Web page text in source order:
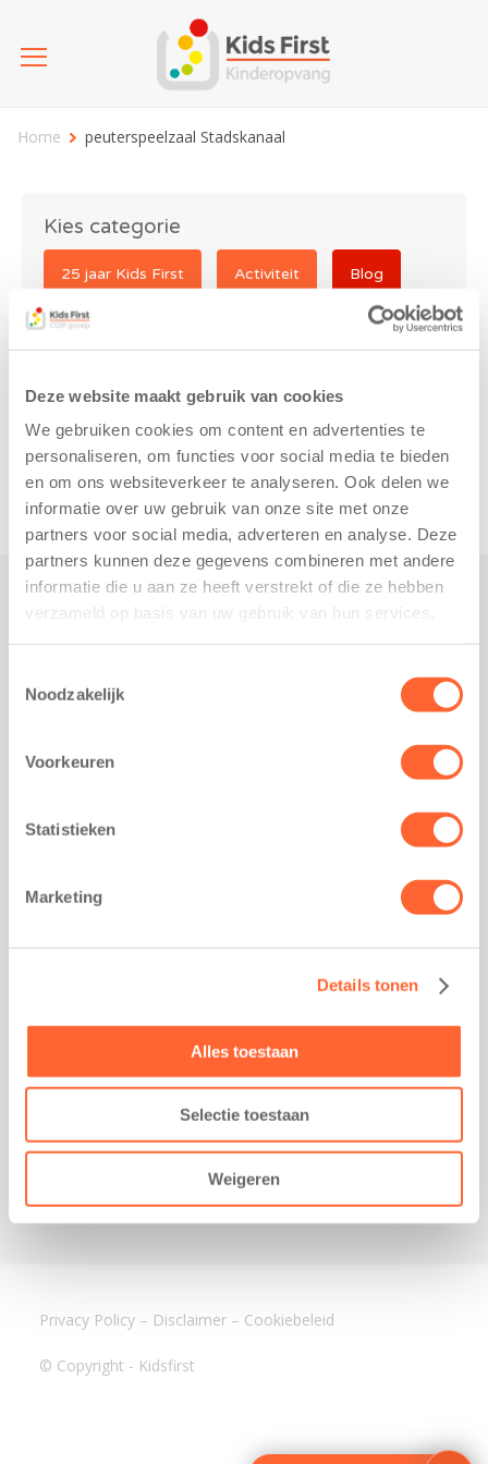
Deze website maakt gebruik van cookies
We gebruiken cookies om content en advertenties te
personaliseren, om functies voor social media te bieden
en om ons websiteverkeer te analyseren. Ook delen we
informatie over uw gebruik van onze site met onze
partners voor social media, adverteren en analyse. Deze
partners kunnen deze gegevens combineren met andere
informatie die u aan ze heeft verstrekt of die ze hebben
verzameld op basis van uw gebruik van hun services.
Noodzakelijk
Voorkeuren
Statistieken
Marketing
Details tonen
Alles toestaan
Selectie toestaan
Weigeren
Home peuterspeelzaal Stadskanaal
Kies categorie
25 jaar Kids First Activiteit Blog
Coronavirus
peuterspeelzaal
Stadskanaal
Nieuws over Kids First
Opzeggen opvangcontract
Kantoor Groningen
Kantoor Akkrum
8491 BK Akkrum
Lauwers 4
088-0350400
© Copyright - Kidsfirst
Privacy Policy – Disclaimer – Cookiebeleid